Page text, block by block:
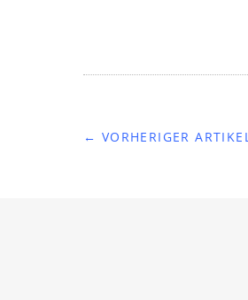
← VORHERIGER ARTIKEL